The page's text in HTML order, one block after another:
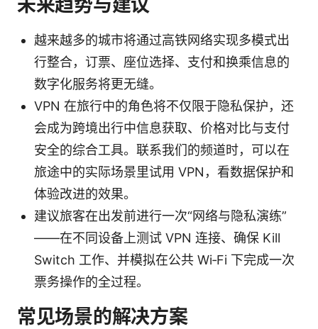
越来越多的城市将通过高铁网络实现多模式出
行整合，订票、座位选择、支付和换乘信息的
数字化服务将更无缝。
VPN 在旅行中的角色将不仅限于隐私保护，还
会成为跨境出行中信息获取、价格对比与支付
安全的综合工具。联系我们的频道时，可以在
旅途中的实际场景里试用 VPN，看数据保护和
体验改进的效果。
建议旅客在出发前进行一次“网络与隐私演练”
——在不同设备上测试 VPN 连接、确保 Kill
Switch 工作、并模拟在公共 Wi‑Fi 下完成一次
票务操作的全过程。
常见场景的解决方案